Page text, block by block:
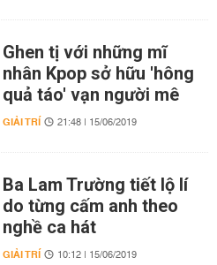
Ghen tị với những mĩ
nhân Kpop sở hữu 'hông
quả táo' vạn người mê
GIẢI TRÍ 21:48 | 15/06/2019
Ba Lam Trường tiết lộ lí
do từng cấm anh theo
nghề ca hát
GIẢI TRÍ 10:12 | 15/06/2019